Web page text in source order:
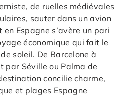
de ruelles médiévales
sauter dans un avion
Espagne s’avère un pari
économique qui fait le
soleil. De Barcelone à
par Séville ou Palma de
concilie charme,
et plages Espagne